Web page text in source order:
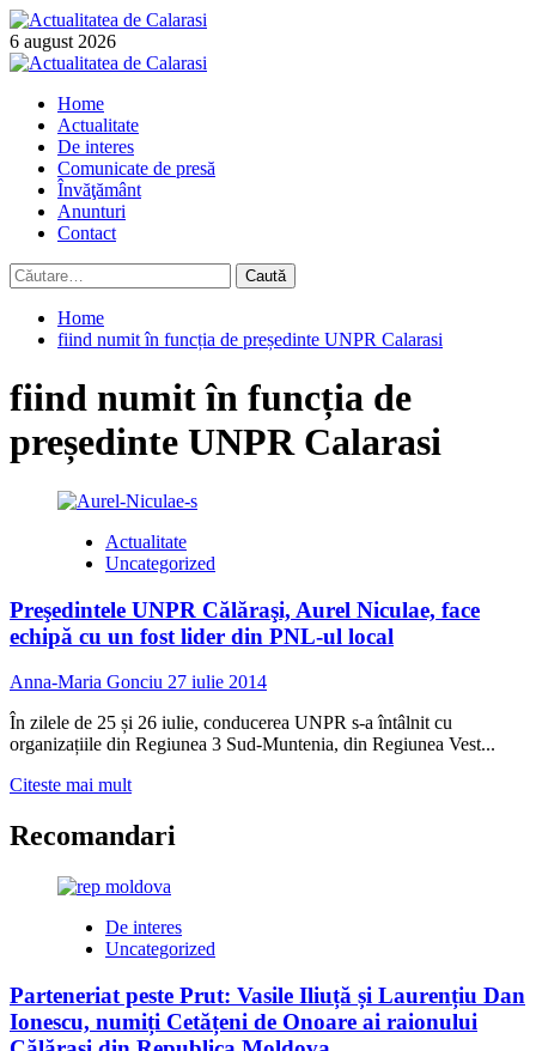
Skip
to
content
6 august 2026
Primary
Home
Actualitate
De interes
Comunicate de presă
Învăţământ
Anunturi
Contact
Caută
după:
Home
fiind numit în funcția de președinte UNPR Calarasi
fiind numit în funcția de
președinte UNPR Calarasi
Actualitate
Uncategorized
Preşedintele UNPR Călăraşi, Aurel Niculae, face
echipă cu un fost lider din PNL-ul local
Anna-Maria Gonciu 27 iulie 2014
În zilele de 25 și 26 iulie, conducerea UNPR s-a întâlnit cu
organizațiile din Regiunea 3 Sud-Muntenia, din Regiunea Vest...
Citeste mai multRead
about
Preşedintele
Călăraşi,
Niculae,
face
cu
un
fost
Recomandari
De interes
Uncategorized
Parteneriat peste Prut: Vasile Iliuță și Laurențiu Dan
Ionescu, numiți Cetățeni de Onoare ai raionului